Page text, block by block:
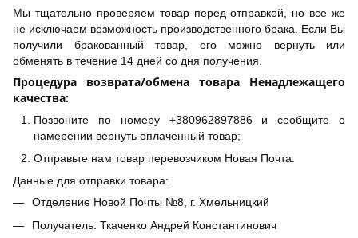
Мы тщательно проверяем товар перед отправкой, но все же
не исключаем возможность производственного брака. Если Вы
получили бракованный товар, его можно вернуть или
обменять в течение 14 дней со дня получения.
Процедура возврата/обмена товара Ненадлежащего
качества:
Позвоните по номеру +380962897886 и сообщите о
намерении вернуть оплаченный товар;
Отправьте нам товар перевозчиком Новая Почта.
Данные для отправки товара:
Отделение Новой Почты №8, г. Хмельницкий
Получатель: Ткаченко Андрей Константинович